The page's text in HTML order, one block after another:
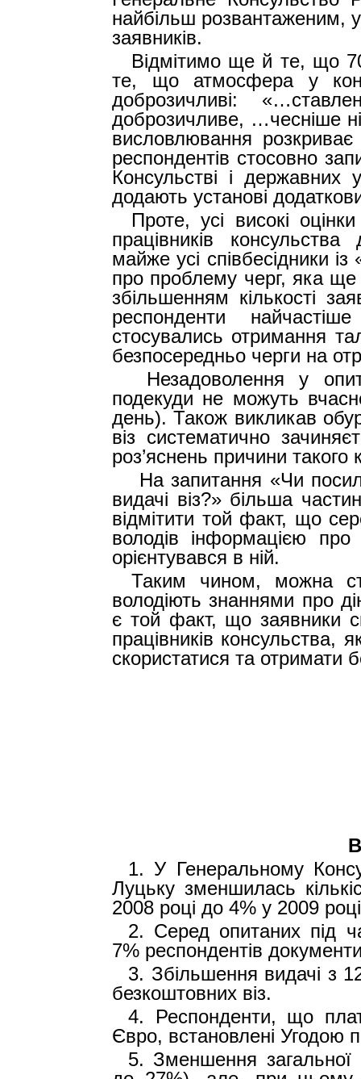
найбільш розвантаженим,
заявників.
Відмітимо ще й те, що
те, що атмосфера у
доброзичливі:
доброзичливе, …чесніше
висловлювання розкриває
респондентів стосовно
Консульстві і державних
додають установі
Проте, усі високі
працівників
майже усі співбесідники
про проблему черг, яка
збільшенням кількості
респонденти
стосувались отримання
безпосередньо черги на
Незадоволення у
подекуди не можуть
день). Також викликав
віз систематично
роз’яснень причини такого
На запитання «Чи
видачі віз?» більша
відмітити той факт, що
володів інформацією
орієнтувався в ній.
Таким чином, можна
володіють знаннями про
є той факт, що заявники
працівників консульства,
скористатися та отримати
1.У Генеральному
Луцьку зменшилась
2008 році до 4% у 2009
2. Серед опитаних під
7% респондентів
3. Збільшення видачі з
безкоштовних віз.
4. Респонденти, що
Євро, встановлені Угодою
5. Зменшення загальної